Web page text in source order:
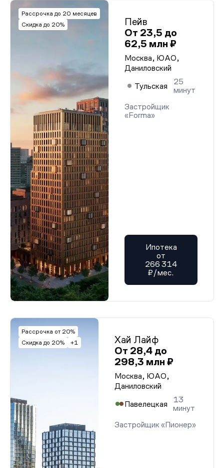
Рассрочка до 20 месяцев
Скидка до 20%
Пейв
От 23,5 до
62,5 млн ₽
Москва, ЮАО,
Даниловский
Тульская
25
минут
Застройщик
«Forma»
Ипотека
от
266 314
₽/мес.
Рассрочка от 20%
Скидка до 20%
+1
Хай Лайф
От 28,4 до
298,3 млн ₽
Москва, ЮАО,
Даниловский
Павелецкая
13
минут
Застройщик «Пионер»